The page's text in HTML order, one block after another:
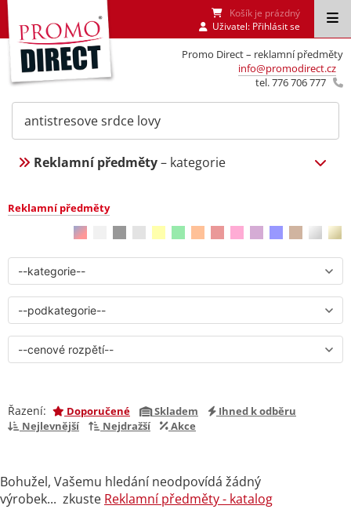
Promo Direct – reklamní předměty
info@promodirect.cz
tel. 776 706 777
Košík je prázdný
Uživatel: Přihlásit se
Reklamní předměty– kategorie
Reklamní předměty
Řazení: Doporučené Skladem
Ihned k odběru
Nejlevnější
Nejdražší Akce
Bohužel, Vašemu hledání neodpovídá žádný
výrobek... zkuste Reklamní předměty - katalog